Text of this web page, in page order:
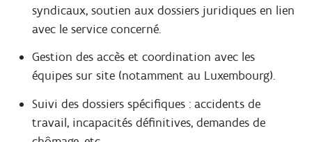
syndicaux, soutien aux dossiers juridiques en lien
avec le service concerné.
Gestion des accès et coordination avec les
équipes sur site (notamment au Luxembourg).
Suivi des dossiers spécifiques : accidents de
travail, incapacités définitives, demandes de